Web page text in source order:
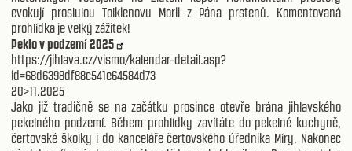
evokují proslulou Tolkienovu Morii z Pána prstenů. Komentovaná
prohlídka je velký zážitek!
Peklo v podzemí 2025
https://jihlava.cz/vismo/kalendar-detail.asp?
id=68d6398df88c541e64584d73
20>11.2025
Jako již tradičně se na začátku prosince otevře brána jihlavského
pekelného podzemí. Během prohlídky zavítáte do pekelné kuchyně,
čertovské školky i do kanceláře čertovského úředníka Míry. Nakonec